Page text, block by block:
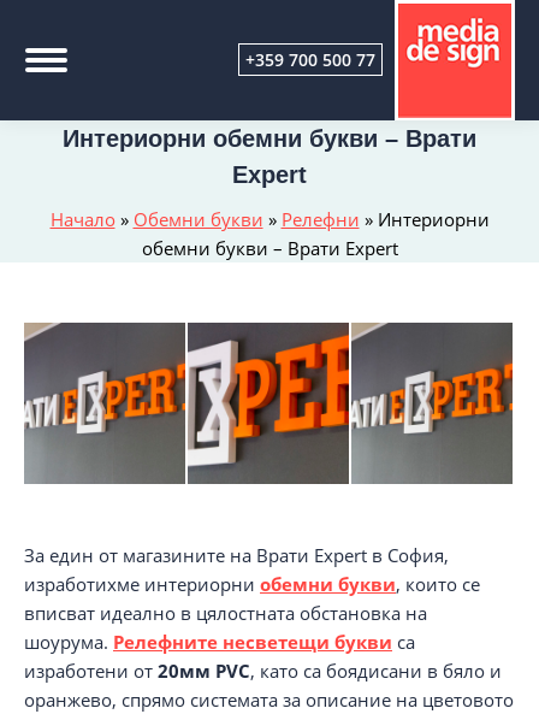
+359 700 500 77
Начало» Обемни букви » Релефни » Интериорни
обемни букви – Врати Expert
Интериорни обемни букви – Врати
Expert
За един от магазините на Врати Expert в София,
изработихме интериорни обемни букви, които се
вписват идеално в цялостната обстановка на
шоурума. Релефните несветещи букви са
изработени от 20мм PVC, като са боядисани в бяло и
оранжево, спрямо системата за описание на цветовото